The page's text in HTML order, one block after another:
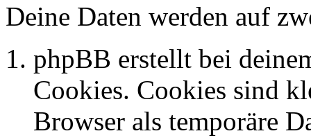
Deine Daten werden auf
phpBB erstellt bei
Cookies. Cookies sind
Browser als temporäre